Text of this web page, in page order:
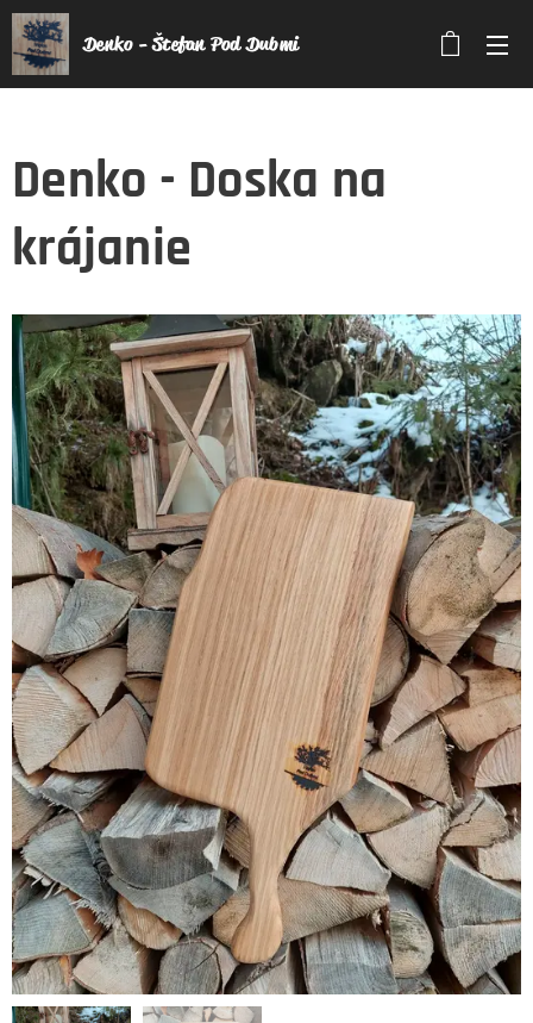
Denko - Štefan Pod Dubmi
Denko - Doska na
krájanie